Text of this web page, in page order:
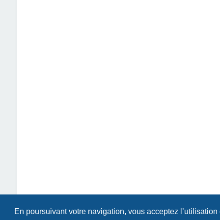
En poursuivant votre navigation, vous acceptez l’utilisation
Index du forum